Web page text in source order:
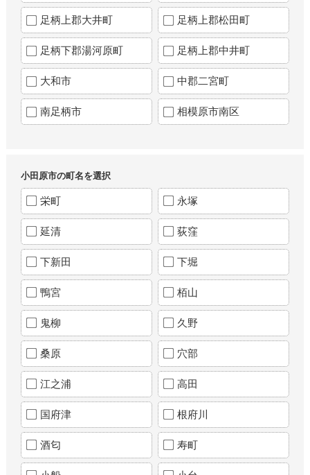
足柄上郡大井町 足柄上郡松田町
足柄下郡湯河原町 足柄上郡中井町
大和市 中郡二宮町
南足柄市 相模原市南区
小田原市の町名を選択
栄町 永塚
延清 荻窪
下新田 下堀
鴨宮 栢山
鬼柳 久野
桑原 穴部
江之浦 高田
国府津 根府川
酒匂 寿町